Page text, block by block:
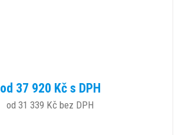
od 37 920 Kč s DPH
od 31 339 Kč bez DPH